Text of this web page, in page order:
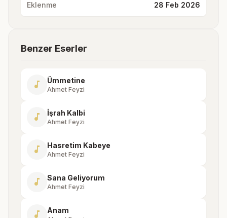
Eklenme 28 Feb 2026
Benzer Eserler
music_note Ümmetine
Ahmet Feyzi
music_note İşrah Kalbi
Ahmet Feyzi
music_note Hasretim Kabeye
Ahmet Feyzi
music_note Sana Geliyorum
Ahmet Feyzi
music_note Anam